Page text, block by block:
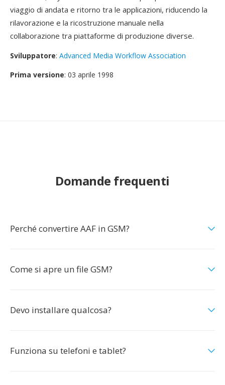
viaggio di andata e ritorno tra le applicazioni, riducendo la
rilavorazione e la ricostruzione manuale nella
collaborazione tra piattaforme di produzione diverse.
Sviluppatore: Advanced Media Workflow Association
Prima versione: 03 aprile 1998
Domande frequenti
Perché convertire AAF in GSM?
Come si apre un file GSM?
Devo installare qualcosa?
Funziona su telefoni e tablet?